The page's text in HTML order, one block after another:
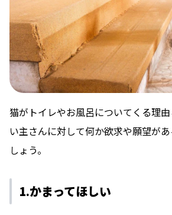
猫がトイレやお風呂についてくる理
い主さんに対して何か欲求や願望が
しょう。
1.かまってほしい